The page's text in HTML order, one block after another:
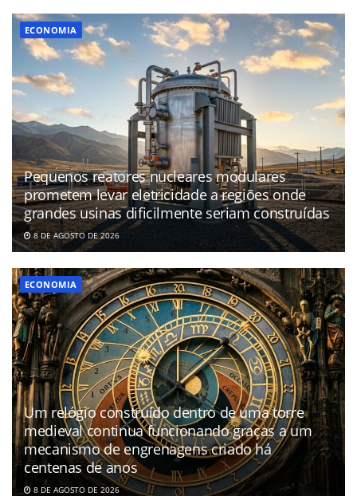
ECONOMIA
Pequenos reatores nucleares modulares
prometem levar eletricidade a regiões onde
grandes usinas dificilmente seriam construídas
8 DE AGOSTO DE 2026
ECONOMIA
Um relógio construído dentro de uma torre
medieval continua funcionando graças a um
mecanismo de engrenagens criado há
centenas de anos
8 DE AGOSTO DE 2026